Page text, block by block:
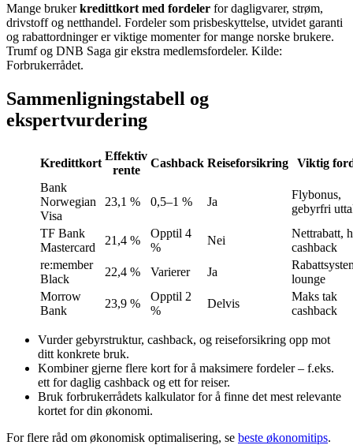
Mange brukerkredittkort med fordeler for dagligvarer, strøm,
drivstoff og netthandel. Fordeler som prisbeskyttelse, utvidet garanti
og rabattordninger er viktige momenter for mange norske brukere.
Trumf og DNB Saga gir ekstra medlemsfordeler. Kilde:
Forbrukerrådet.
Sammenligningstabell og
ekspertvurdering
Kredittkort
Effektiv
rente
Cashback Reiseforsikring
Viktig
Bank
Norwegian
Visa
23,1 % 0,5–1 % Ja
Flybonus,
gebyrfri
TF Bank
Mastercard
21,4 %
Opptil 4
%
Nei
Nettrabatt,
cashback
re:member
Black
22,4 % Varierer Ja
lounge
Morrow
Bank
23,9 %
Opptil 2
%
Delvis
Maks tak
cashback
Vurder gebyrstruktur, cashback, og reiseforsikring opp mot
ditt konkrete bruk.
Kombiner gjerne flere kort for å maksimere fordeler – f.eks.
ett for daglig cashback og ett for reiser.
Bruk forbrukerrådets kalkulator for å finne det mest relevante
kortet for din økonomi.
For flere råd om økonomisk optimalisering, se beste økonomitips.